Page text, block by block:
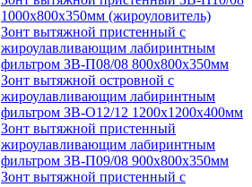
1000х800х350мм (жироуловитель)
Зонт вытяжной пристенный с
жироулавливающим лабиринтным
фильтром ЗВ-П08/08 800х800х350мм
Зонт вытяжной островной с
жироулавливающим лабиринтным
фильтром ЗВ-О12/12 1200х1200х400мм
Зонт вытяжной пристенный
жироулавливающим лабиринтным
фильтром ЗВ-П09/08 900х800х350мм
Зонт вытяжной пристенный с